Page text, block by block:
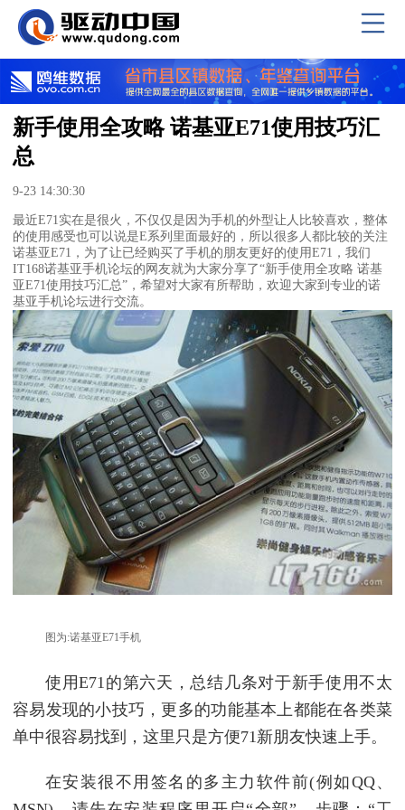
新手使用全攻略 诺基亚E71使用技巧汇
总
9-23 14:30:30
最近E71 实在是很火，不仅仅是因为手机的外型让人比较喜欢，整体
的使用感受也可以说是E系列里面最好的，所以很多人都比较的关注
诺基亚E71，为了让已经购买了手机的朋友更好的使用E71，我们
IT168诺基亚手机论坛的网友就为大家分享了“新手使用全攻略 诺基
亚E71使用技巧汇总”，希望对大家有所帮助，欢迎大家到专业的诺
基亚手机论坛进行交流。
图为:诺基亚E71手机
使用E71的第六天，总结几条对于新手使用不太
容易发现的小技巧，更多的功能基本上都能在各类菜
单中很容易找到，这里只是方便71新朋友快速上手。
在安装很不用签名的多主力软件前(例如QQ、